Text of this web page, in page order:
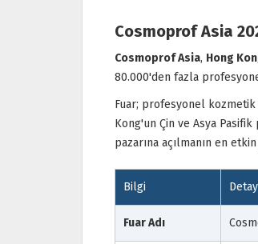
Cosmoprof Asia
Cosmoprof Asia, Hong
80.000'den fazla
Fuar; profesyonel
Kong'un Çin ve Asya
pazarına açılmanın en
Bilgi Detay
Fuar Adı